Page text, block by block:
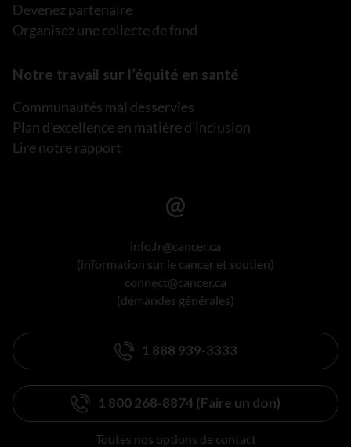
Devenez partenaire
Organisez une collecte de fond
Notre travail sur l’équité en santé
Communautés mal desservies
Plan d’excellence en matière d’inclusion
Lire notre rapport
info.fr@cancer.ca
(information sur le cancer et soutien)
connect@cancer.ca
(demandes générales)
1 888 939-3333
1 800 268-8874 (Faire un don)
Toutes nos options de contact